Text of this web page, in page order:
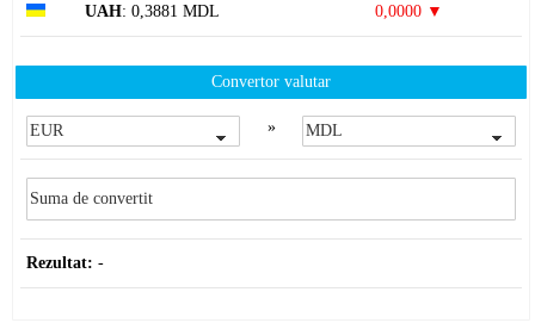
UAH: 0,3881 MDL 0,0000 ▼
Convertor valutar
»
Rezultat: -